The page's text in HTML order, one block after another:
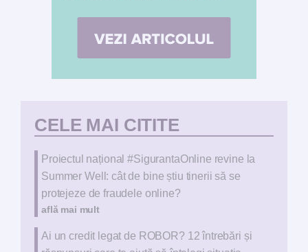
CELE MAI CITITE
Proiectul național #SigurantaOnline revine la
Summer Well: cât de bine știu tinerii să se
protejeze de fraudele online?
află mai mult
Ai un credit legat de ROBOR? 12 întrebări și